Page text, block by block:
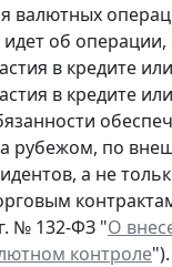
валютных
об
в кредите
в кредите
рубежом, по
а не
№ 132-ФЗ "О
контроле").